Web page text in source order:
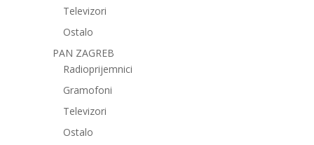
Televizori
Ostalo
PAN ZAGREB
Radioprijemnici
Gramofoni
Televizori
Ostalo